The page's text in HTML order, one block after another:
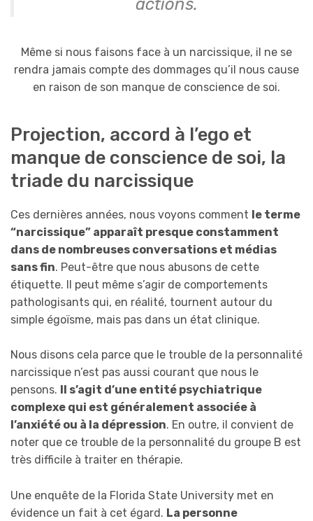
actions.
Même si nous faisons face à un narcissique, il ne se
rendra jamais compte des dommages qu’il nous cause
en raison de son manque de conscience de soi.
Projection, accord à l’ego et
manque de conscience de soi, la
triade du narcissique
Ces dernières années, nous voyons comment le terme
“narcissique” apparaît presque constamment
dans de nombreuses conversations et médias
sans fin. Peut-être que nous abusons de cette
étiquette. Il peut même s’agir de comportements
pathologisants qui, en réalité, tournent autour du
simple égoïsme, mais pas dans un état clinique.
Nous disons cela parce que le trouble de la personnalité
narcissique n’est pas aussi courant que nous le
pensons.
Il s’agit d’une entité psychiatrique
complexe qui est généralement associée à
l’anxiété ou à la dépression. En outre, il convient de
noter que ce trouble de la personnalité du groupe B est
très difficile à traiter en thérapie.
Une enquête de la Florida State University met en
évidence un fait à cet égard. La personne